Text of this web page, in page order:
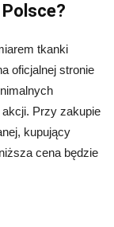
Polsce?
tkanki
oficjalnej stronie
Przy zakupie
kupujący
cena będzie